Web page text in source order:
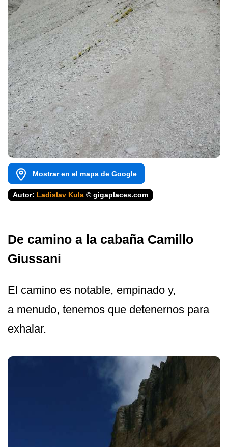
Mostrar en el mapa de Google
Autor: Ladislav Kula © gigaplaces.com
De camino a la cabaña Camillo
Giussani
El camino es notable, empinado y,
a menudo, tenemos que detenernos para
exhalar.